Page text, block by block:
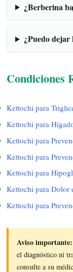
¿Berberina
¿Puedo dejar
Condiciones
Kettochi para
Kettochi para
Kettochi para
Kettochi para
Kettochi para
Kettochi para Dolor
Kettochi para
Aviso importante:
el diagnóstico ni
consulte a su